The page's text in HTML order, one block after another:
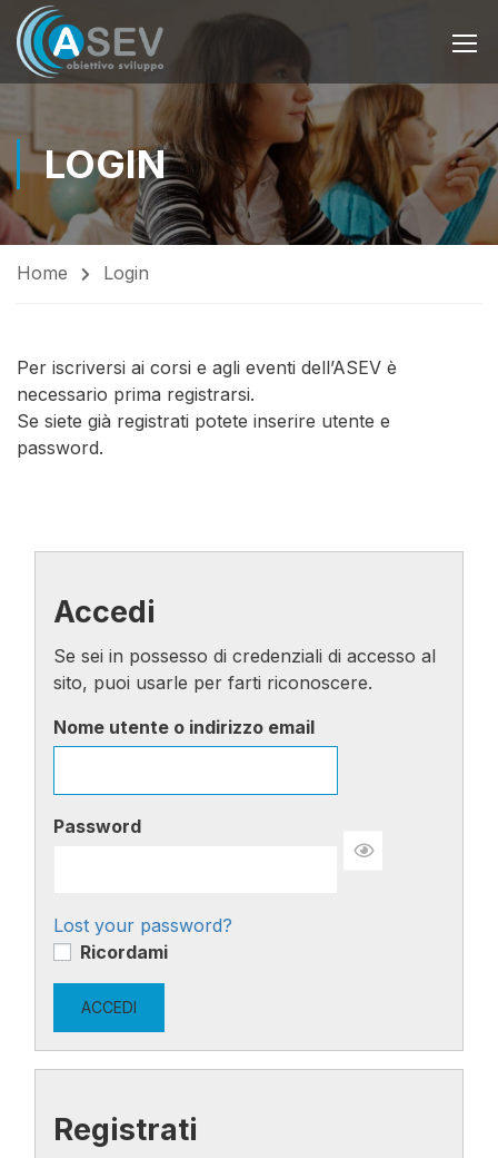
LOGIN
Home Login
Per iscriversi ai corsi e agli eventi dell’ASEV è
necessario prima registrarsi.
Se siete già registrati potete inserire utente e
password.
Accedi
Se sei in possesso di credenziali di accesso al
sito, puoi usarle per farti riconoscere.
Nome utente o indirizzo email
Password
Lost your password?
Ricordami
Registrati